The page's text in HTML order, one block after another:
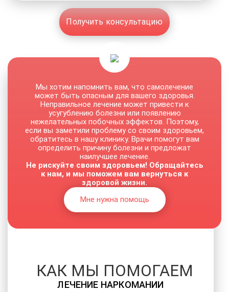
Получить консультацию
ЛЕЧЕНИЕ НАРКОМАНИИ
Мы хотим напомнить вам, что самолечение
может быть опасным для вашего здоровья.
Неправильное лечение может привести к
усугублению болезни или появлению
нежелательных побочных эффектов. Поэтому,
если вы заметили проблему со своим здоровьем,
обратитесь в нашу клинику. Врачи помогут вам
определить причину болезни и предложат
наилучшее лечение.
Не рискуйте своим здоровьем! Обращайтесь
к нам, и мы поможем вам вернуться к
здоровой жизни.
Мне нужна помощь
КАК МЫ ПОМОГАЕМ